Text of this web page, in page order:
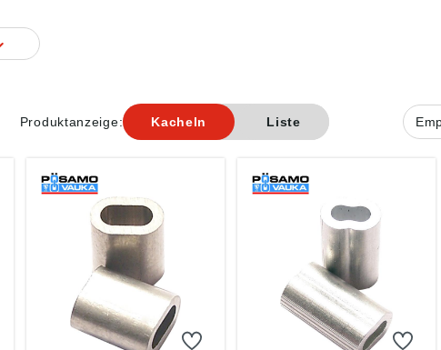
Produktanzeige: Kacheln Liste